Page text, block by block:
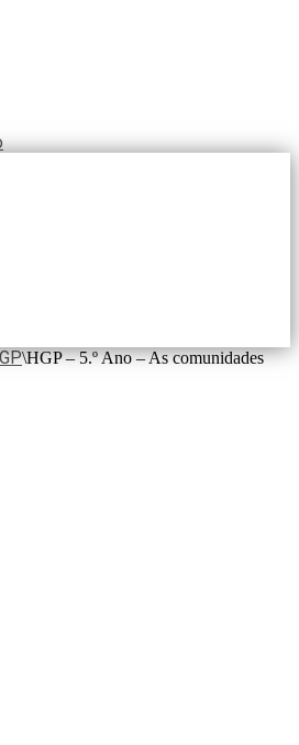
\HGP – 5.º Ano – As comunidades